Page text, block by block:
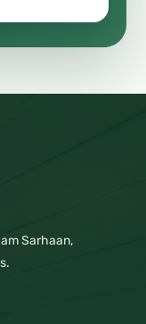
Sarhaan,